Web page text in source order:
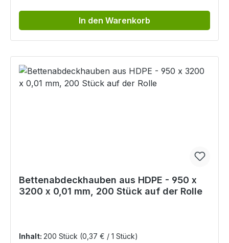
In den Warenkorb
Bettenabdeckhauben aus HDPE - 950 x
3200 x 0,01 mm, 200 Stück auf der Rolle
Inhalt: 200 Stück (0,37 € / 1 Stück)